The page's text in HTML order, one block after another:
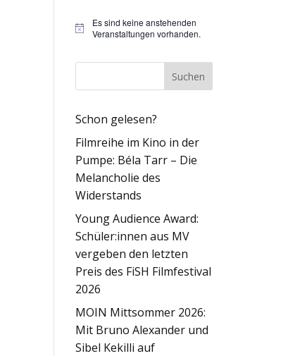
Hinweis
Es sind keine anstehenden
Veranstaltungen vorhanden.
Schon gelesen?
Filmreihe im Kino in der
Pumpe: Béla Tarr – Die
Melancholie des
Widerstands
Young Audience Award:
Schüler:innen aus MV
vergeben den letzten
Preis des FiSH Filmfestival
2026
MOIN Mittsommer 2026:
Mit Bruno Alexander und
Sibel Kekilli auf